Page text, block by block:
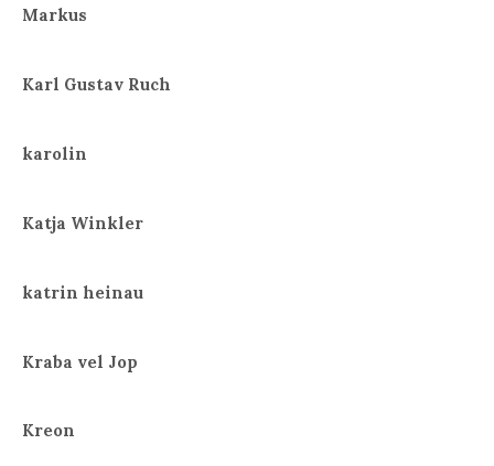
Markus
Karl Gustav Ruch
karolin
Katja Winkler
katrin heinau
Kraba vel Jop
Kreon